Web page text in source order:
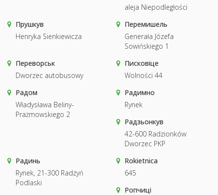
aleja Niepodległości
Прушкув
Henryka Sienkiewicza
Перемишель
Generała Józefa
Sowińskiego 1
Переворськ
Dworzec autobusowy
Писковіце
Wolności 44
Радом
Władysława Beliny-
Prażmowskiego 2
Радимно
Rynek
Радзьонкув
42-600 Radzionków
Dworzec PKP
Радинь
Rynek, 21-300 Radzyń
Podlaski
Rokietnica
645
Ропчиці